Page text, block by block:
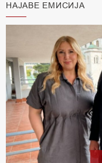
НАЈАВЕ ЕМИСИЈА